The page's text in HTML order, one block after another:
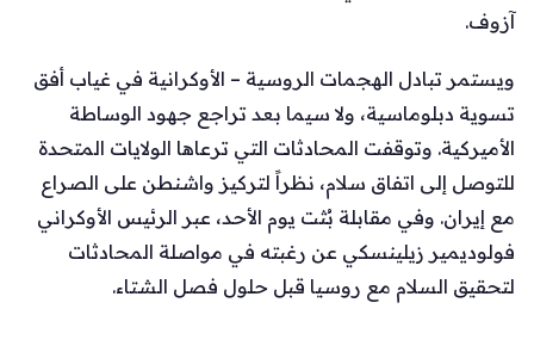
آزوف.
ويستمر تبادل الهجمات الروسية – الأوكرانية في غياب أفق
تسوية دبلوماسية، ولا سيما بعد تراجع جهود الوساطة
الأميركية. وتوقفت المحادثات التي ترعاها الولايات المتحدة
للتوصل إلى اتفاق سلام، نظراً لتركيز واشنطن على الصراع
مع إيران. وفي مقابلة بُثت يوم الأحد، عبر الرئيس الأوكراني
فولوديمير زيلينسكي عن رغبته في مواصلة المحادثات
لتحقيق السلام مع روسيا قبل حلول فصل الشتاء.